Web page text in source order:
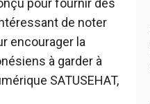
pour fournir des
de noter
encourager la
à garder à
SATUSEHAT,